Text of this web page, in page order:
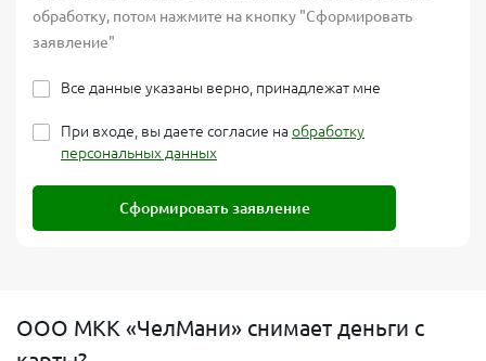
обработку, потом нажмите на кнопку "Сформировать
заявление"
Все данные указаны верно, принадлежат мне
При входе, вы даете согласие на обработку
персональных данных
Сформировать заявление
ООО МКК «ЧелМани» снимает деньги с